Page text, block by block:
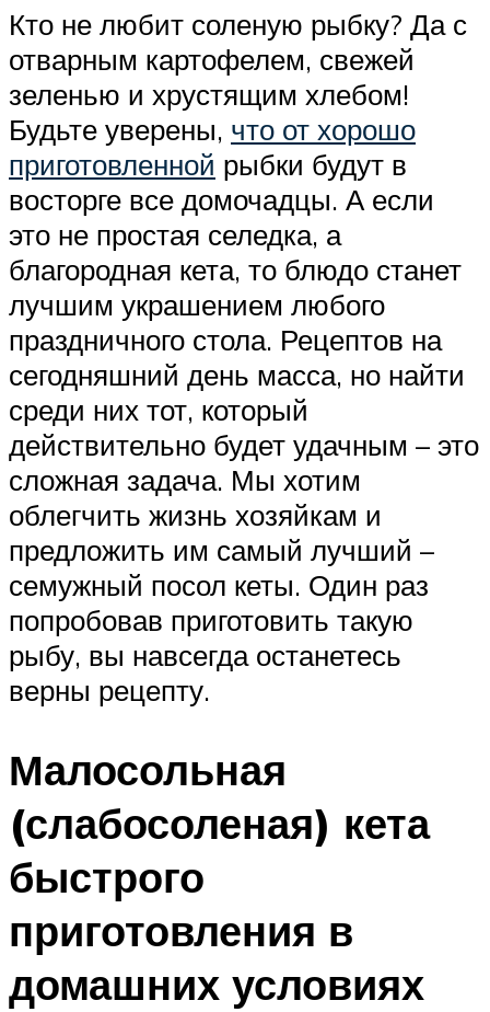
Кто не любит соленую рыбку? Да с
отварным картофелем, свежей
зеленью и хрустящим хлебом!
Будьте уверены, что от хорошо
приготовленной рыбки будут в
восторге все домочадцы. А если
это не простая селедка, а
благородная кета, то блюдо станет
лучшим украшением любого
праздничного стола. Рецептов на
сегодняшний день масса, но найти
среди них тот, который
действительно будет удачным – это
сложная задача. Мы хотим
облегчить жизнь хозяйкам и
предложить им самый лучший –
семужный посол кеты. Один раз
попробовав приготовить такую
рыбу, вы навсегда останетесь
верны рецепту.
Малосольная
(слабосоленая) кета
быстрого
приготовления в
домашних условиях